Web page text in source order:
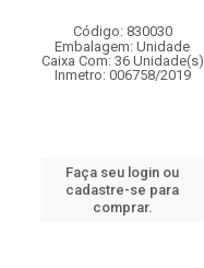
Código: 830030
Embalagem: Unidade
Caixa Com: 36 Unidade(s)
Inmetro: 006758/2019
Faça seu login ou
cadastre-se para
comprar.